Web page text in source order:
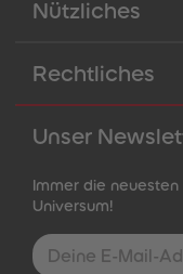
Nützliches
Rechtliches
Unser
Immer die
Universum!
E-Mail-Addresse